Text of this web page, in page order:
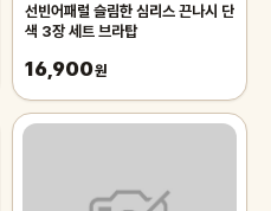
선빈어패럴 슬림한 심리스 끈나시 단
색 3장 세트 브라탑
16,900원